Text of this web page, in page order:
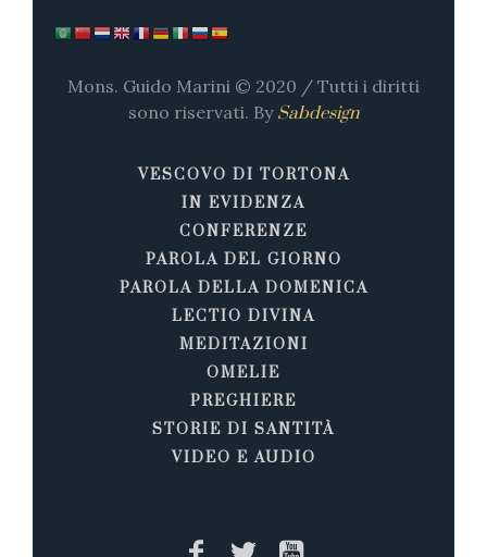
Mons. Guido Marini © 2020 / Tutti i diritti
sono riservati. By Sabdesign
VESCOVO DI TORTONA
IN EVIDENZA
CONFERENZE
PAROLA DEL GIORNO
PAROLA DELLA DOMENICA
LECTIO DIVINA
MEDITAZIONI
OMELIE
PREGHIERE
STORIE DI SANTITÀ
VIDEO E AUDIO